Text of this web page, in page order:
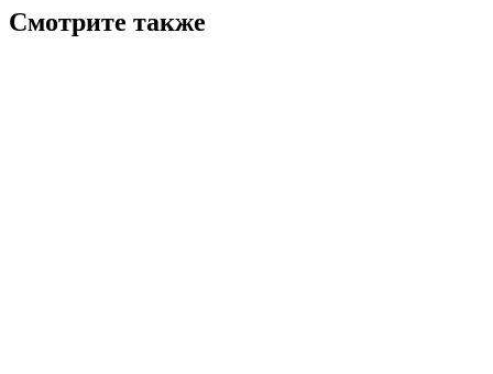
Смотрите также